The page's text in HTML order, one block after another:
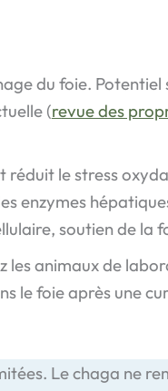
du foie. Potentiel
(revue des
réduit le stress
enzymes
soutien de la
animaux de
le foie après une
Le chaga ne